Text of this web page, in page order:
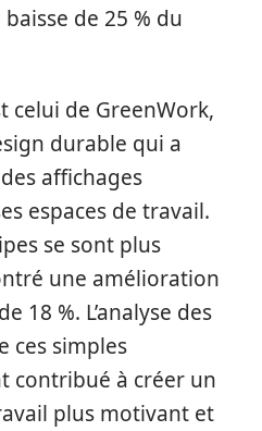
de 25 % du
celui de GreenWork,
durable qui a
affichages
espaces de travail.
se sont plus
une amélioration
18 %. L’analyse des
ces simples
contribué à créer un
plus motivant et